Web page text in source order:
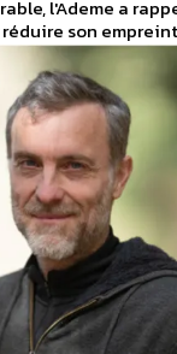
l'Ademe a
son